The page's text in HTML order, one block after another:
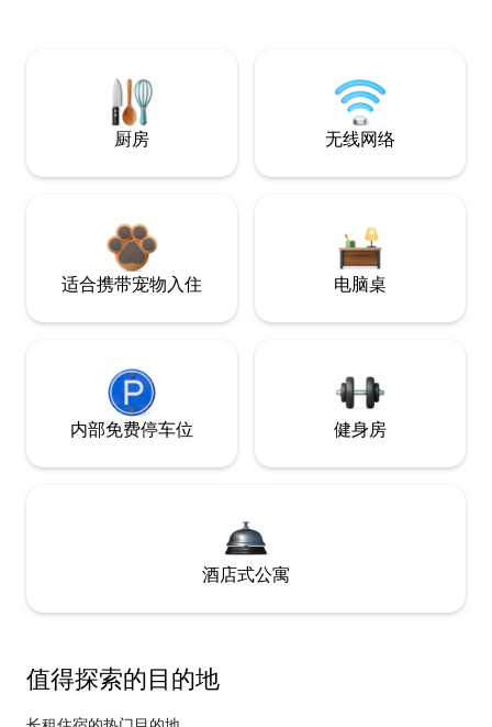
厨房 无线网络
适合携带宠物入住 电脑桌
内部免费停车位 健身房
酒店式公寓
值得探索的目的地